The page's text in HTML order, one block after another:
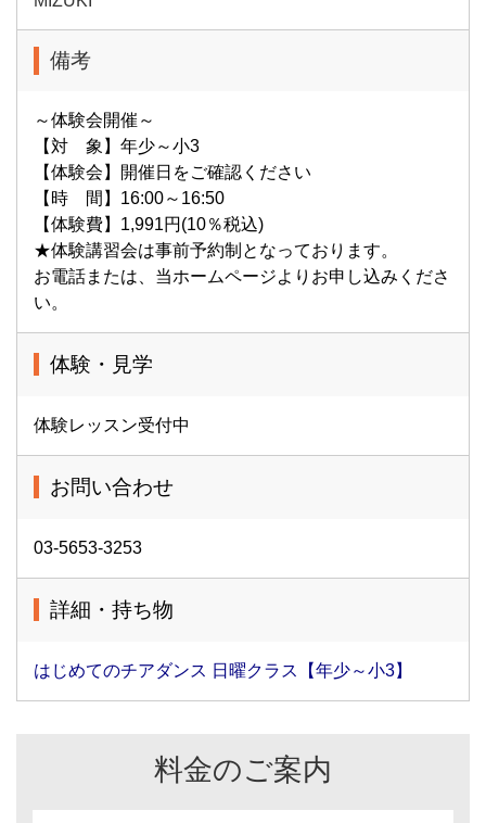
備考
～体験会開催～
【対 象】年少～小3
【体験会】開催日をご確認ください
【時 間】16:00～16:50
【体験費】1,991円(10％税込)
★体験講習会は事前予約制となっております。
お電話または、当ホームページよりお申し込みくださ
い。
体験・見学
体験レッスン受付中
お問い合わせ
03-5653-3253
詳細・持ち物
はじめてのチアダンス 日曜クラス【年少～小3】
料金のご案内